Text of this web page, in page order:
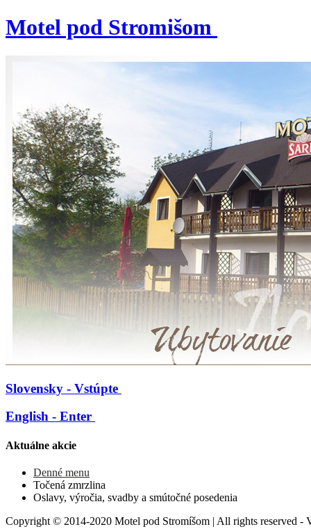
Motel pod Stromišom
Slovensky - Vstúpte
English - Enter
Aktuálne akcie
Denné menu
Točená zmrzlina
Oslavy, výročia, svadby a smútočné posedenia
Copyright © 2014-2020 Motel pod Stromíšom | All rights reserved -